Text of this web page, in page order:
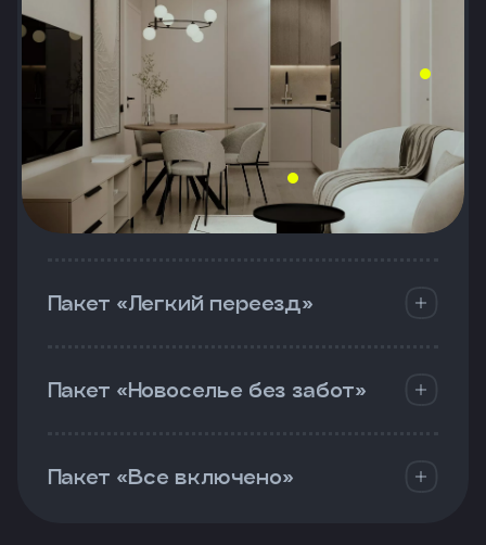
Пакет «Легкий переезд»
Пакет «Новоселье без забот»
Пакет «Все включено»